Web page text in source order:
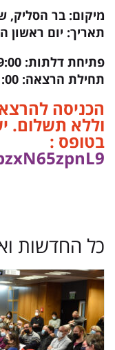
מיקום: בר הסליק, שד' הנשיא 124,
תאריך: יום ראשון ה- 11.12 בשעה
פתיחת דלתות: 19:00
תחילת הרצאה: 21:00
הכניסה
וללא תשלום.
בטופס :
כל החדשות